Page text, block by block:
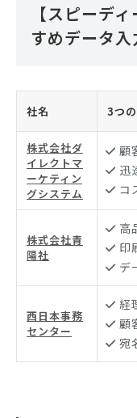
【スピーデ
すめデータ
社名 3つ
株式会社ダ
イレクトマ
ーケティン
グシステム
顧
迅
コ
株式会社青
陽社
高
印
デ
西日本事務
センター
経
顧
宛